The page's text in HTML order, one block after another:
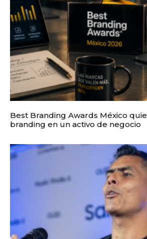
Best Branding Awards México
branding en un activo de negocio